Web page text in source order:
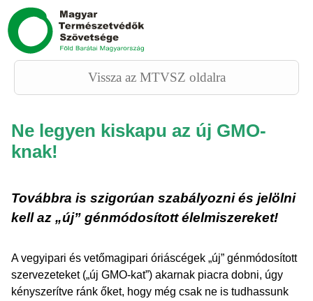
Vissza az MTVSZ oldalra
Ne legyen kiskapu az új GMO-
knak!
Továbbra is szigorúan szabályozni és jelölni
kell az „új” génmódosítottélelmiszereket!
A vegyipari és vetőmagipari óriáscégek „új” génmódosított
szervezeteket („új GMO-kat”) akarnak piacra dobni, úgy
kényszerítve ránk őket, hogy még csak ne is tudhassunk